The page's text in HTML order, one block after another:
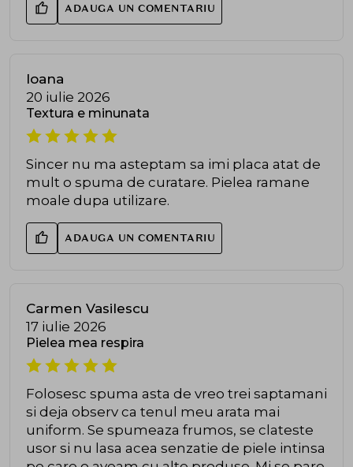
ADAUGA UN COMENTARIU
Ioana
20 iulie 2026
Textura e minunata
Sincer nu ma asteptam sa imi placa atat de
mult o spuma de curatare. Pielea ramane
moale dupa utilizare.
ADAUGA UN COMENTARIU
Carmen Vasilescu
17 iulie 2026
Pielea mea respira
Folosesc spuma asta de vreo trei saptamani
si deja observ ca tenul meu arata mai
uniform. Se spumeaza frumos, se clateste
usor si nu lasa acea senzatie de piele intinsa